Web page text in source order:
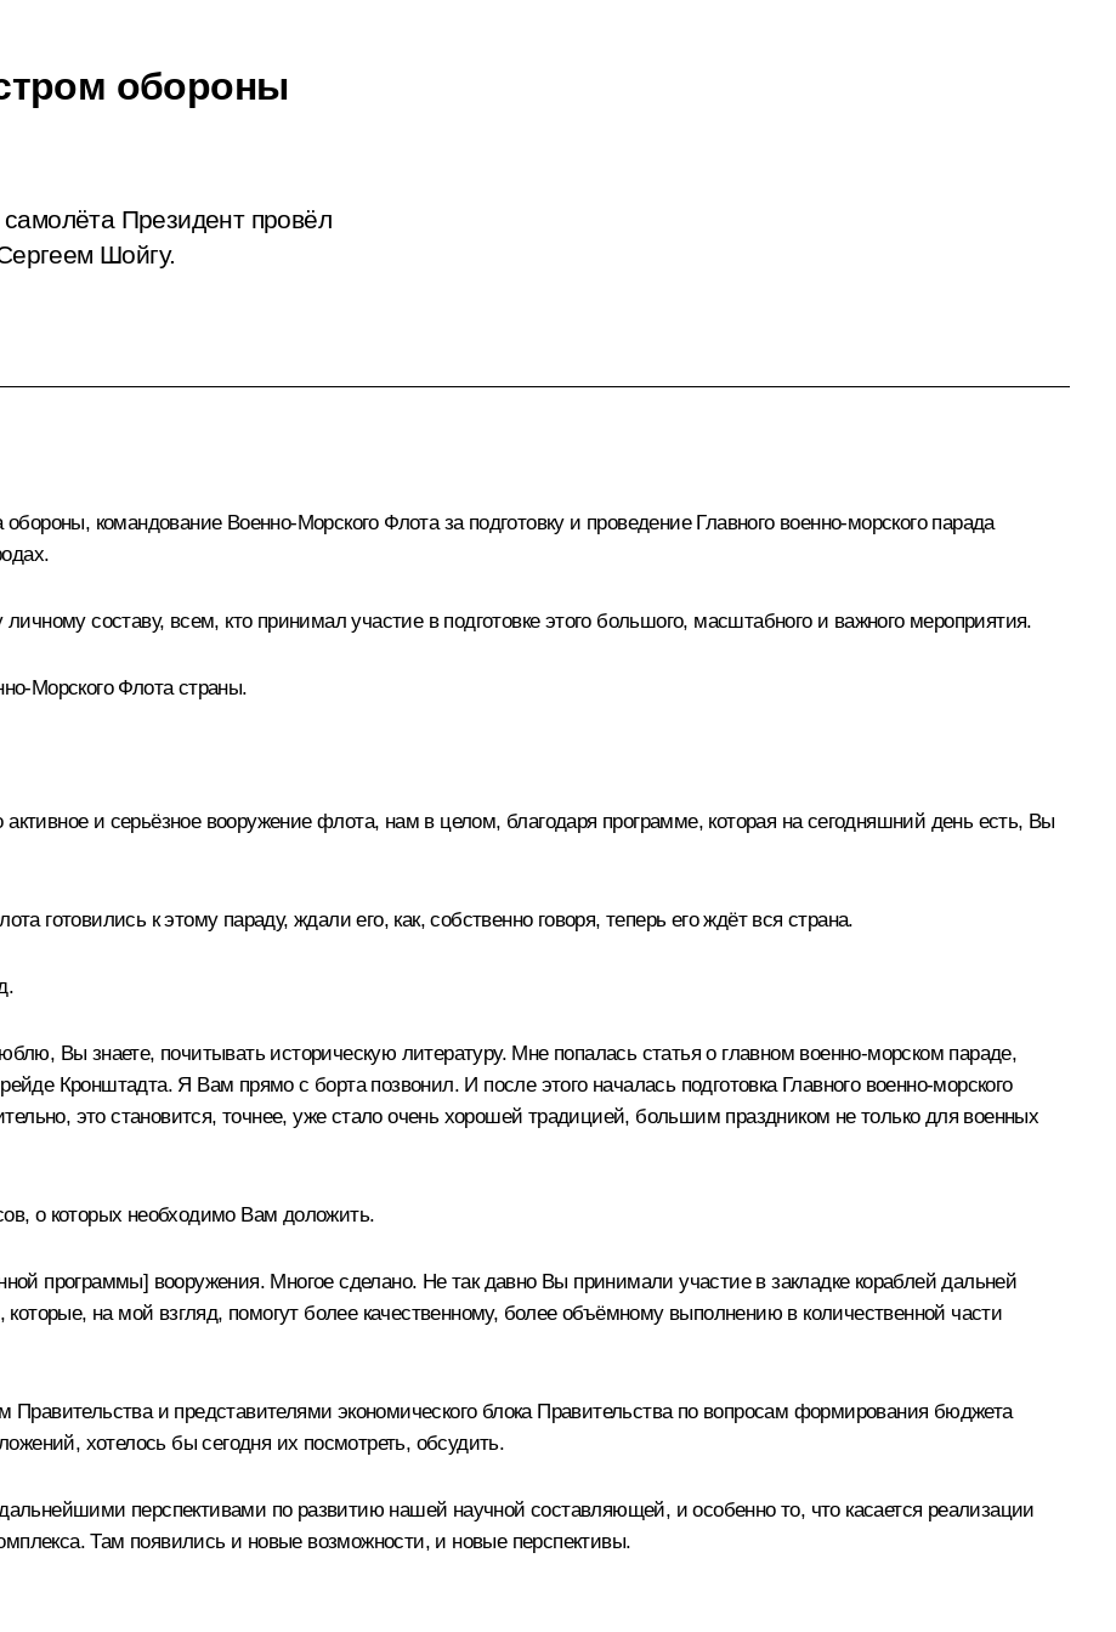
обороны
Президент провёл
Шойгу.
командование Военно-Морского Флота за подготовку и проведение Главного военно-морского парада
составу, всем, кто принимал участие в подготовке этого большого, масштабного и важного мероприятия.
Морского Флота страны.
активное и серьёзное вооружение флота, нам в целом, благодаря программе, которая на сегодняшний день есть, Вы
готовились к этому параду, ждали его, как, собственно говоря, теперь его ждёт вся страна.
Вы знаете, почитывать историческую литературу. Мне попалась статья о главном военно-морском параде,
Кронштадта. Я Вам прямо с борта позвонил. И после этого началась подготовка Главного военно-морского
это становится, точнее, уже стало очень хорошей традицией, большим праздником не только для военных
о которых необходимо Вам доложить.
программы] вооружения. Многое сделано. Не так давно Вы принимали участие взакладке кораблей дальней
на мой взгляд, помогут более качественному, более объёмному выполнению в количественной части
Правительства и представителями экономического блока Правительства по вопросам формирования бюджета
хотелось бы сегодня их посмотреть, обсудить.
перспективами по развитию нашей научной составляющей, и особенно то, что касается реализации
Там появились и новые возможности, и новые перспективы.